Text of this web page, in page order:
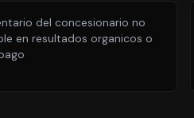
del concesionario no
en resultados organicos o